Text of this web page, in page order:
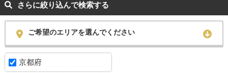
さらに絞り込んで検索する
ご希望のエリアを選んでください
京都府